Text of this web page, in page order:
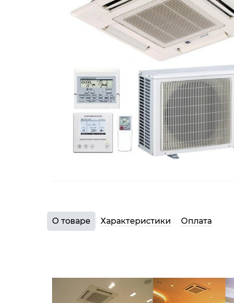
О товаре Характеристики Оплата